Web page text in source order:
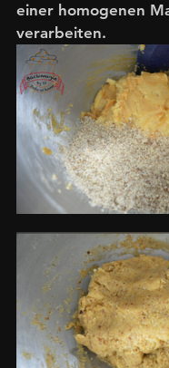
einer homogenen
verarbeiten.